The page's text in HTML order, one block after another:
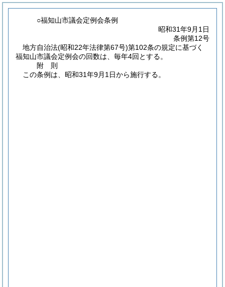
○福知山市議会定例会条例
昭和31年9月1日
条例第12号
地方自治法(昭和22年法律第67号)第102条の規定に基づく
福知山市議会定例会の回数は、毎年4回とする。
附 則
この条例は、昭和31年9月1日から施行する。